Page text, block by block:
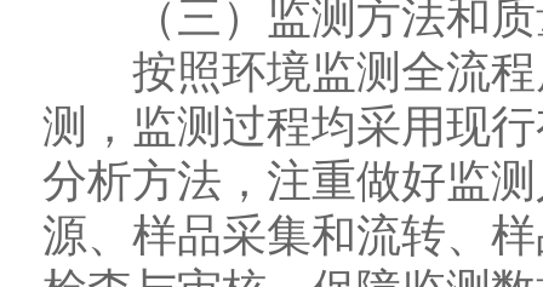
（三）监测方法和质
按照环境监测全流程
测，监测过程均采用现
分析方法，注重做好监
源、样品采集和流转、